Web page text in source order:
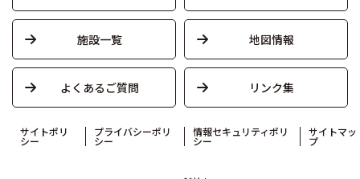
施設一覧 地図情報
よくあるご質問 リンク集
サイトポリ
シー
プライバシーポリ
シー
情報セキュリティポリ
シー
サイトマッ
プ